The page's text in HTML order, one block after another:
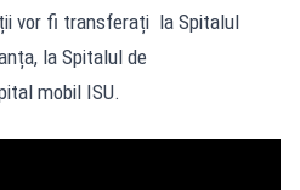
vor fi transferați la Spitalul
la Spitalul de
mobil ISU.